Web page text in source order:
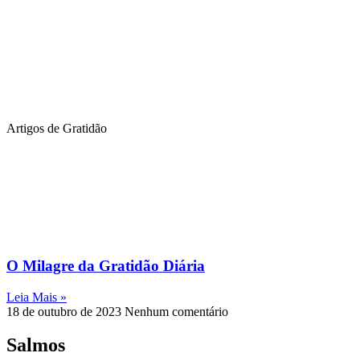
Artigos de Gratidão
O Milagre da Gratidão Diária
Leia Mais »
18 de outubro de 2023 Nenhum comentário
Salmos